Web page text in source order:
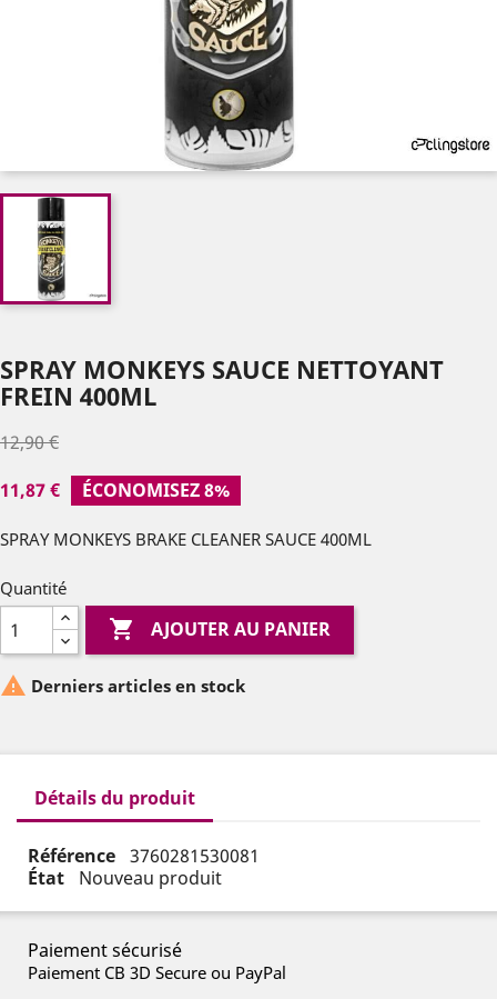
SPRAY MONKEYS SAUCE NETTOYANT
FREIN 400ML
12,90 €
11,87 €
ÉCONOMISEZ 8%
SPRAY MONKEYS BRAKE CLEANER SAUCE 400ML
Quantité
 AJOUTER AU PANIER
 Derniers articles en stock
Détails du produit
Référence 3760281530081
État
Nouveau produit
Paiement sécurisé
Paiement CB 3D Secure ou PayPal